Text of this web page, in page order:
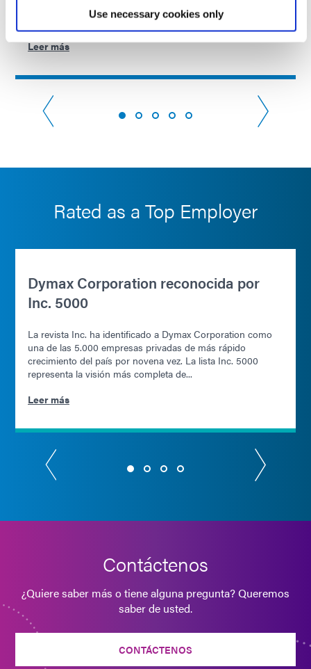
Use necessary cookies only
talentos, la experiencia y los recursos individuales para el
crecimiento colectivo y...
Leer más
Rated as a Top Employer
Dymax Corporation reconocida por
Inc. 5000
La revista Inc. ha identificado a Dymax Corporation como
una de las 5.000 empresas privadas de más rápido
crecimiento del país por novena vez. La lista Inc. 5000
representa la visión más completa de...
Leer más
Contáctenos
¿Quiere saber más o tiene alguna pregunta? Queremos
saber de usted.
CONTÁCTENOS